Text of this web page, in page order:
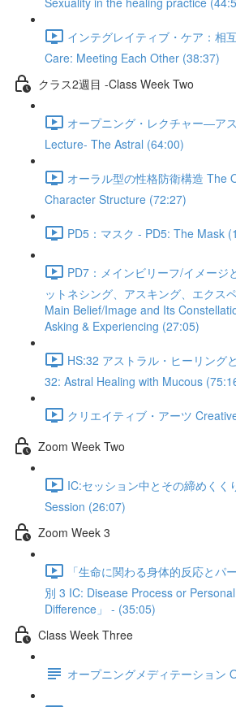
インテグレイティブ・ケア：相
Care: Meeting Each Other (38:37)
クラス2週目 -Class Week Two
オープニング・レクチャー―ア
Lecture- The Astral (64:00)
オーラル型の性格防衛構造 The
Character Structure (72:27)
PD5：マスク - PD5: The Mask
PD7：メインビリーフ/イメージ
ットネシング、アスキング、エクス
Main Belief/Image and Its
Asking & Experiencing (27:05)
HS:32 アストラル・ヒーリング
32: Astral Healing with Mucous
クリエイティブ・アーツ
Zoom Week Two
IC:セッション中とその締めくく
Session (26:07)
Zoom Week 3
「生命に関わる身体的反応とパ
別 3 IC: Disease Process or
Difference」 - (35:05)
Class Week Three
オープニングメディテーション